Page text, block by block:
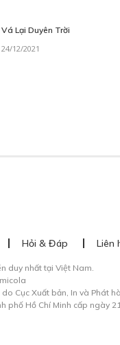
Vá Lại Duyên Trời
24/12/2021
Hỏi & Đáp Liên
duy nhất tại Việt Nam.
Cục Xuất bản, In và Phát
phố Hồ Chí Minh cấp ngày